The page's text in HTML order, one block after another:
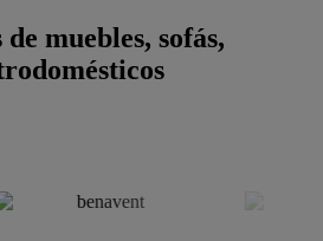
muebles, sofás,